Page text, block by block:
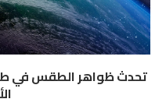
تحدث ظواهر الطقس في